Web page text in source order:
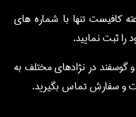
خدمات ما به صورت 24 ساعته کافیست تنها با شماره های
ثبت نمایید.
در نژادهای مختلف به
و سفارش تماس بگیرید.